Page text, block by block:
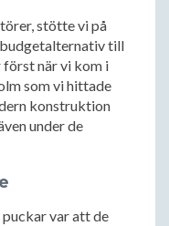
stötte vi på
till
när vi kom i
som vi hittade
konstruktion
under de
var att de